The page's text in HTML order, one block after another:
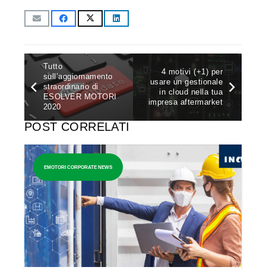
Tutto
sull’aggiornamento
straordinario di
ESOLVER MOTORI
2020
4 motivi (+1) per
usare un gestionale
in cloud nella tua
impresa aftermarket
POST CORRELATI
EMOTORI CORPORATE NEWS